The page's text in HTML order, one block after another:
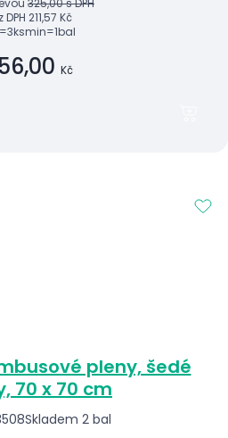
DPH 211,57 Kč
min=1bal
Kč
pleny, šedé
70 x 70 cm
Skladem 2 bal